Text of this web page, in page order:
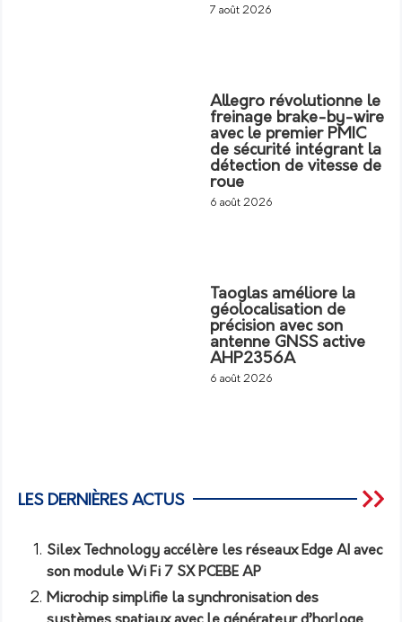
7 août 2026
Allegro révolutionne le
freinage brake-by-wire
avec le premier PMIC
de sécurité intégrant la
détection de vitesse de
roue
6 août 2026
Taoglas améliore la
géolocalisation de
précision avec son
antenne GNSS active
AHP2356A
6 août 2026
LES DERNIÈRES ACTUS
Silex Technology accélère les réseaux Edge AI avec
son module Wi Fi 7 SX PCEBE AP
Microchip simplifie la synchronisation des